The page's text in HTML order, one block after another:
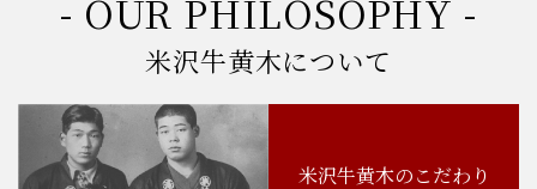
- OUR PHILOSOPHY -